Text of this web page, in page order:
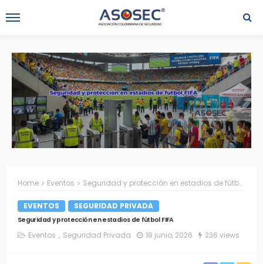
Home Eventos Seguridad y protección en estadios de fútbol FIFA
EVENTOS SEGURIDAD PRIVADA
Seguridad y protección en estadios de fútbol FIFA
Eventos Seguridad Privada 18 junio, 2026 236 views